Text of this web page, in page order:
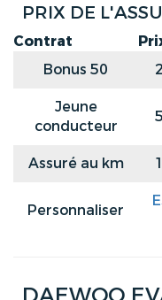
PRIX DE
Contrat
Bonus 50
Jeune
conducteur
Assuré au km
Personnaliser